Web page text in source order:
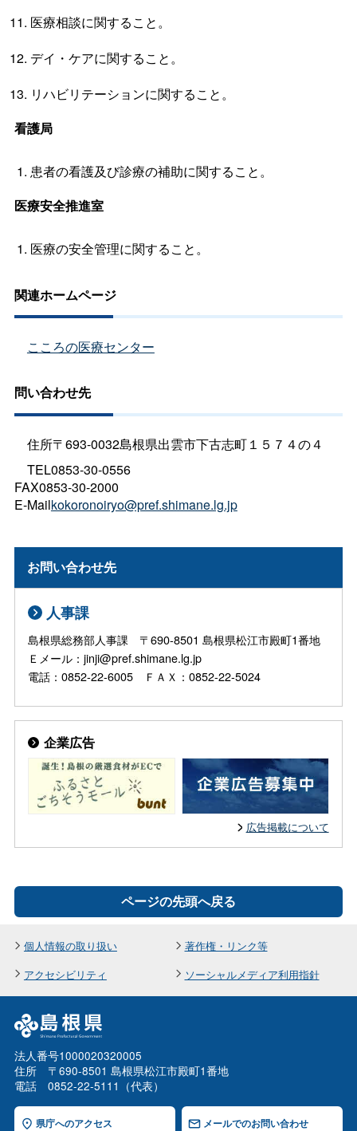
医療相談に関すること。
デイ・ケアに関すること。
リハビリテーションに関すること。
看護局
患者の看護及び診療の補助に関すること。
医療安全推進室
医療の安全管理に関すること。
関連ホームページ
こころの医療センター
問い合わせ先
住所〒693-0032島根県出雲市下古志町１５７４の４
TEL0853-30-0556
FAX0853-30-2000
E-Mailkokoronoiryo@pref.shimane.lg.jp
お問い合わせ先
人事課
島根県総務部人事課 〒690-8501 島根県松江市殿町1番地
Ｅメール：jinji@pref.shimane.lg.jp
電話：0852-22-6005 ＦＡＸ：0852-22-5024
企業広告
広告掲載について
ページの先頭へ戻る
個人情報の取り扱い
著作権・リンク等
アクセシビリティ
ソーシャルメディア利用指針
法人番号1000020320005
住所 〒690-8501 島根県松江市殿町1番地
電話 0852-22-5111（代表）
県庁へのアクセス メールでのお問い合わせ